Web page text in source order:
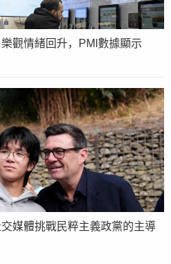
觀情緒回升，PMI數據顯示
媒體挑戰民粹主義政黨的主導